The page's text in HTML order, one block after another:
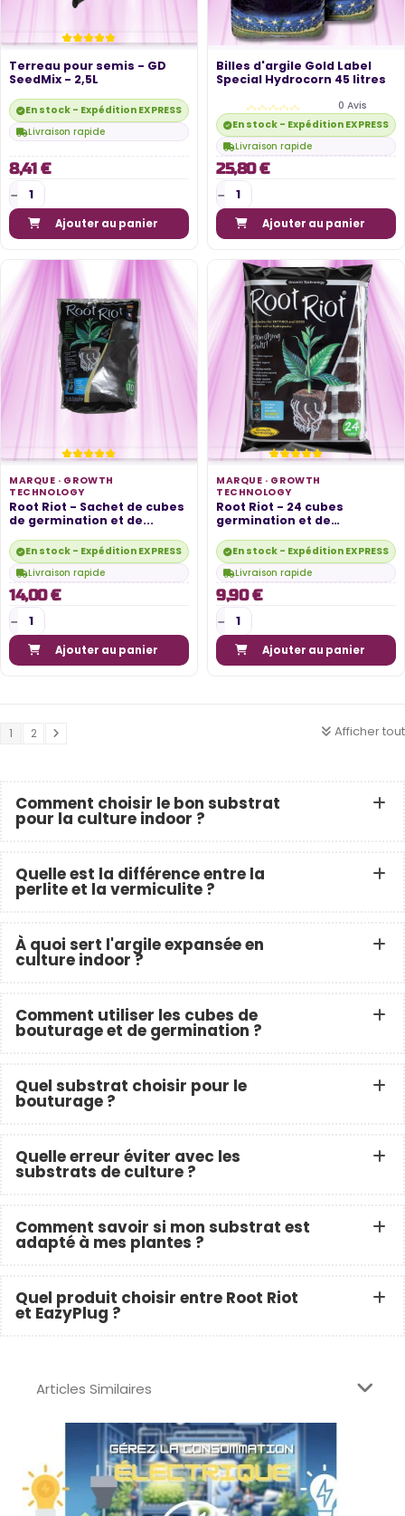
Terreau pour semis - GD
SeedMix - 2,5L
En stock - Expédition EXPRESS disponible
Livraison rapide
8,41 €
Ajouter au panier
Billes d'argile Gold Label
Special Hydrocorn 45 litres
0 Avis
En stock - Expédition EXPRESS
Livraison rapide
25,80 €
Ajouter au panier
MARQUE · GROWTH
TECHNOLOGY
Root Riot - Sachet de cubes
de germination et de...
En stock - Expédition EXPRESS disponible
Livraison rapide
14,00 €
Ajouter au panier
MARQUE · GROWTH
TECHNOLOGY
Root Riot - 24 cubes
germination et de
En stock - Expédition EXPRESS
Livraison rapide
9,90 €
Ajouter au panier
Afficher tout
1 2
Comment choisir le bon substrat
pour la culture indoor ?
Quelle est la différence entre la
perlite et la vermiculite ?
À quoi sert l'argile expansée en
culture indoor ?
Comment utiliser les cubes de
bouturage et de germination ?
Quel substrat choisir pour le
bouturage ?
Quelle erreur éviter avec les
substrats de culture ?
Comment savoir si mon substrat est
adapté à mes plantes ?
Quel produit choisir entre Root Riot
et EazyPlug ?
Articles Similaires